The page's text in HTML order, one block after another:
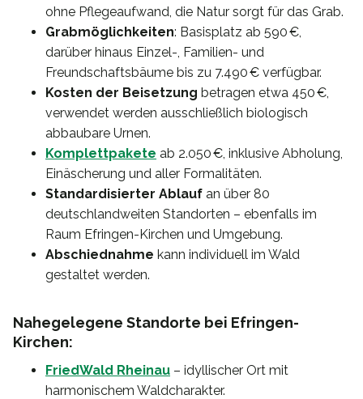
ohne Pflegeaufwand, die Natur sorgt für das Grab.
Grabmöglichkeiten: Basisplatz ab 590 €,
darüber hinaus Einzel-, Familien- und
Freundschaftsbäume bis zu 7.490 € verfügbar.
Kosten der Beisetzung betragen etwa 450 €,
verwendet werden ausschließlich biologisch
abbaubare Urnen.
Komplettpakete ab 2.050 €, inklusive Abholung,
Einäscherung und aller Formalitäten.
Standardisierter Ablauf an über 80
deutschlandweiten Standorten – ebenfalls im
Raum Efringen-Kirchen und Umgebung.
Abschiednahme kann individuell im Wald
gestaltet werden.
Nahegelegene Standorte bei Efringen-
Kirchen:
FriedWald Rheinau – idyllischer Ort mit
harmonischem Waldcharakter.